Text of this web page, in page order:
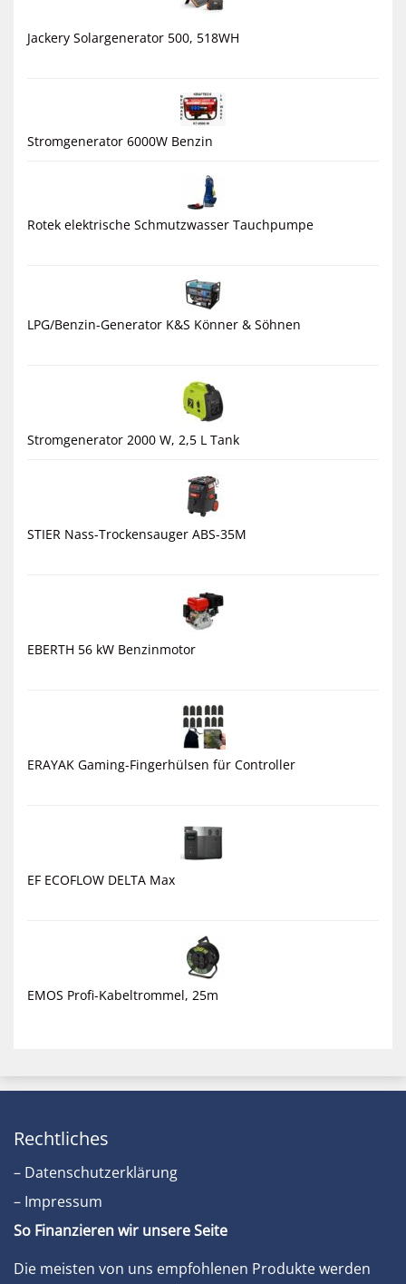
Jackery Solargenerator 500, 518WH
Stromgenerator 6000W Benzin
Rotek elektrische Schmutzwasser Tauchpumpe
LPG/Benzin-Generator K&S Könner & Söhnen
Stromgenerator 2000 W, 2,5 L Tank
STIER Nass-Trockensauger ABS-35M
EBERTH 56 kW Benzinmotor
ERAYAK Gaming-Fingerhülsen für Controller
EF ECOFLOW DELTA Max
EMOS Profi-Kabeltrommel, 25m
Rechtliches
– Datenschutzerklärung
– Impressum
So Finanzieren wir unsere Seite
Die meisten von uns empfohlenen Produkte werden